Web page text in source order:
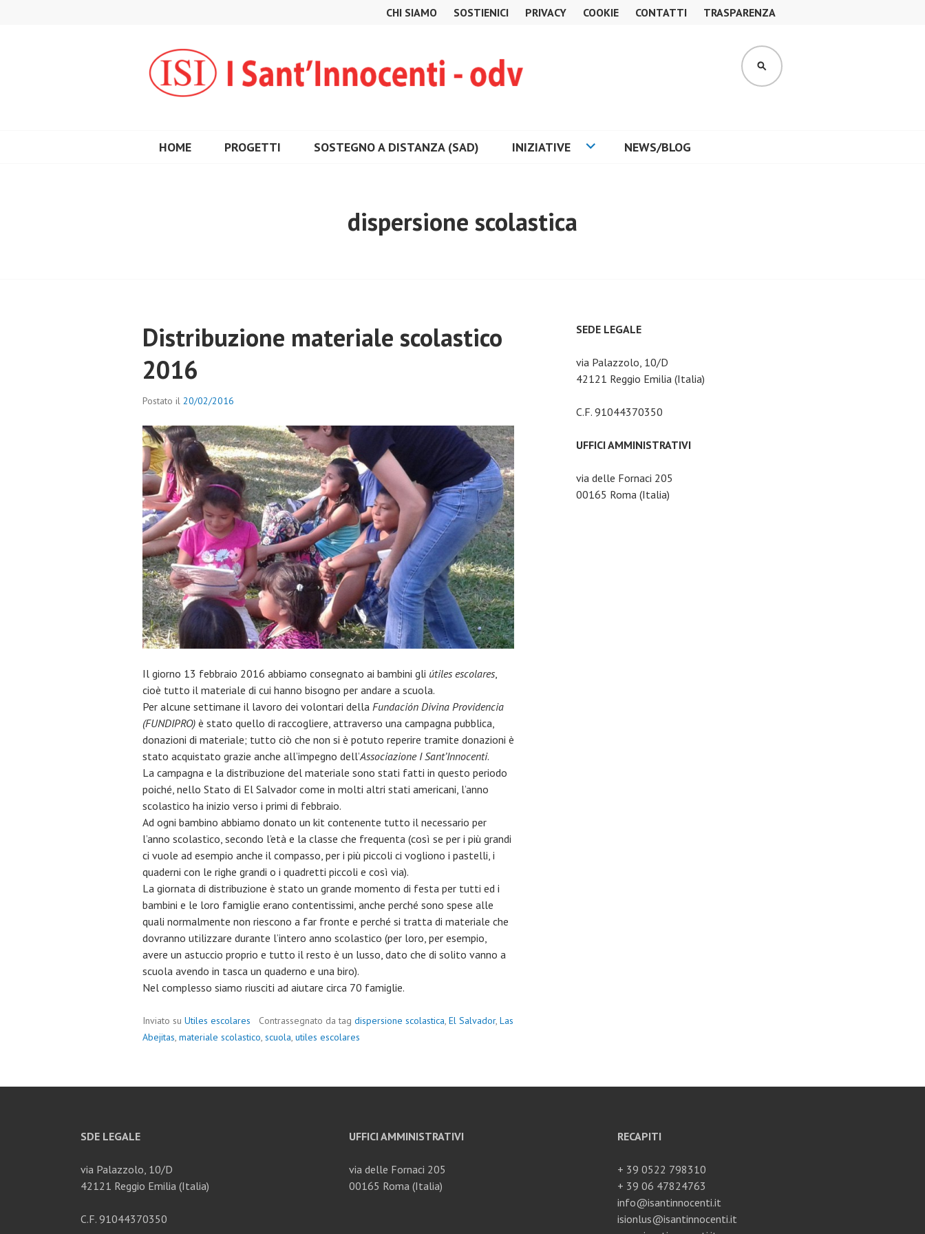
CHI SIAMO SOSTIENICI PRIVACY COOKIE CONTATTI TRASPARENZA
CERCA
HOME PROGETTI SOSTEGNO A DISTANZA (SAD) INIZIATIVE NEWS/BLOG
dispersione scolastica
Distribuzione materiale scolastico
2016
Postato il 20/02/2016
Il giorno 13 febbraio 2016 abbiamo consegnato ai bambini gli útiles escolares,
cioè tutto il materiale di cui hanno bisogno per andare a scuola.
Per alcune settimane il lavoro dei volontari della Fundación Divina Providencia
(FUNDIPRO) è stato quello di raccogliere, attraverso una campagna pubblica,
donazioni di materiale; tutto ciò che non si è potuto reperire tramite donazioni è
stato acquistato grazie anche all’impegno dell’Associazione I Sant’Innocenti.
La campagna e la distribuzione del materiale sono stati fatti in questo periodo
poiché, nello Stato di El Salvador come in molti altri stati americani, l’anno
scolastico ha inizio verso i primi di febbraio.
Ad ogni bambino abbiamo donato un kit contenente tutto il necessario per
l’anno scolastico, secondo l’età e la classe che frequenta (così se per i più grandi
ci vuole ad esempio anche il compasso, per i più piccoli ci vogliono i pastelli, i
quaderni con le righe grandi o i quadretti piccoli e così via).
La giornata di distribuzione è stato un grande momento di festa per tutti ed i
bambini e le loro famiglie erano contentissimi, anche perché sono spese alle
quali normalmente non riescono a far fronte e perché si tratta di materiale che
dovranno utilizzare durante l’intero anno scolastico (per loro, per esempio,
avere un astuccio proprio e tutto il resto è un lusso, dato che di solito vanno a
scuola avendo in tasca un quaderno e una biro).
Nel complesso siamo riusciti ad aiutare circa 70 famiglie.
Inviato su Utiles escolares Contrassegnato da tag dispersione scolastica, El Salvador, Las
Abejitas, materiale scolastico, scuola, utiles escolares
SEDE LEGALE
via Palazzolo, 10/D
42121 Reggio Emilia (Italia)
C.F. 91044370350
UFFICI AMMINISTRATIVI
via delle Fornaci 205
00165 Roma (Italia)
SDE LEGALE
via Palazzolo, 10/D
42121 Reggio Emilia (Italia)
C.F. 91044370350
UFFICI AMMINISTRATIVI
via delle Fornaci 205
00165 Roma (Italia)
RECAPITI
+ 39 0522 798310
+ 39 06 47824763
info@isantinnocenti.it
isionlus@isantinnocenti.it